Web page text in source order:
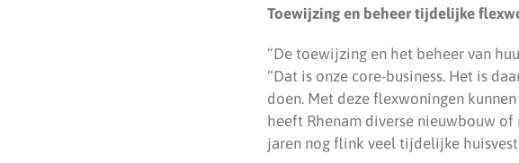
Toewijzing en beheer tijdelijke
“De toewijzing en het beheer van
“Dat is onze core-business. Het is
doen. Met deze flexwoningen
heeft Rhenam diverse nieuwbouw
jaren nog flink veel tijdelijke